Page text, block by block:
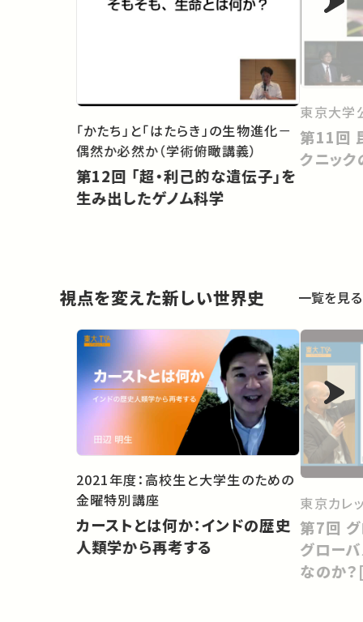
「かたち」と「はたらき」の生物進化－
偶然か必然か（学術俯瞰講義）
第12回 「超・利己的な遺伝子」を
生み出したゲノム科学
東京大学
第11回 昆虫の擬態：だましのテ
クニッ
視点を変えた新しい世界史 一覧を見る
2021年度：高校生と大学生のための
金曜特別講座
カーストとは何か：インドの歴史
人類学から再考する
東京カレ
第7回 グローバルヒストリー：1.
グロー
なのか